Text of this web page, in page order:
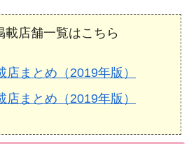
載店舗一覧はこちら
まとめ（2019年版）
まとめ（2019年版）